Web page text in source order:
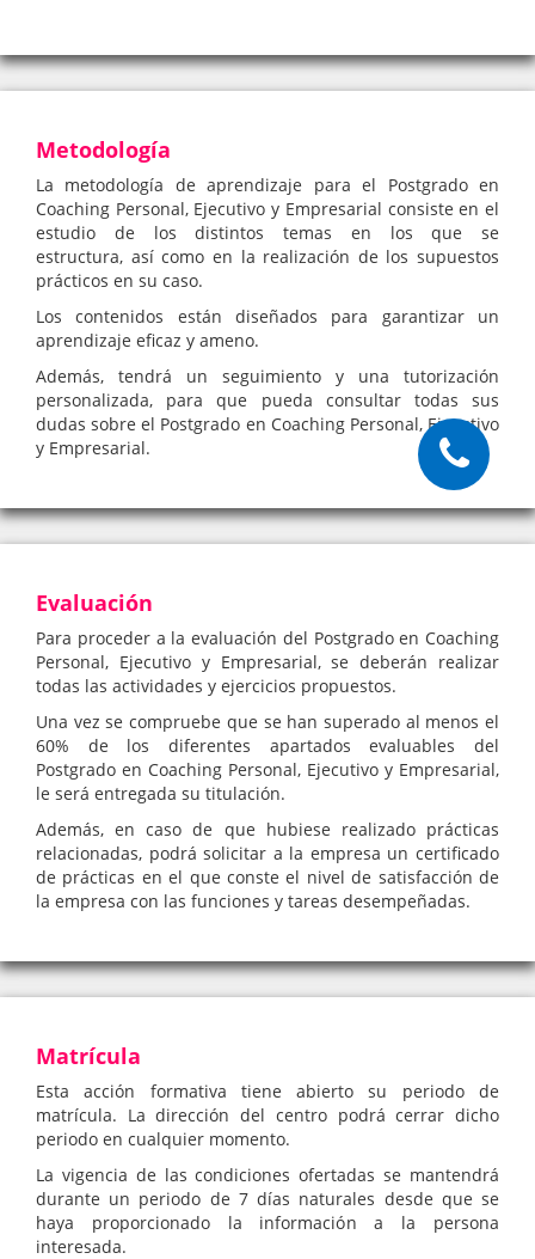
Metodología
La metodología de aprendizaje para el Postgrado en
Coaching Personal, Ejecutivo y Empresarial consiste en el
estudio de los distintos temas en los que se
estructura, así como en la realización de los supuestos
prácticos en su caso.
Los contenidos están diseñados para garantizar un
aprendizaje eficaz y ameno.
Además, tendrá un seguimiento y una tutorización
personalizada, para que pueda consultar todas sus
dudas sobre el Postgrado en Coaching Personal, Ejecutivo
y Empresarial.
Evaluación
Para proceder a la evaluación del Postgrado en Coaching
Personal, Ejecutivo y Empresarial, se deberán realizar
todas las actividades y ejercicios propuestos.
Una vez se compruebe que se han superado al menos el
60% de los diferentes apartados evaluables del
Postgrado en Coaching Personal, Ejecutivo y Empresarial,
le será entregada su titulación.
Además, en caso de que hubiese realizado prácticas
relacionadas, podrá solicitar a la empresa un certificado
de prácticas en el que conste el nivel de satisfacción de
la empresa con las funciones y tareas desempeñadas.
Matrícula
Esta acción formativa tiene abierto su periodo de
matrícula. La dirección del centro podrá cerrar dicho
periodo en cualquier momento.
La vigencia de las condiciones ofertadas se mantendrá
durante un periodo de 7 días naturales desde que se
haya proporcionado la información a la persona
interesada.